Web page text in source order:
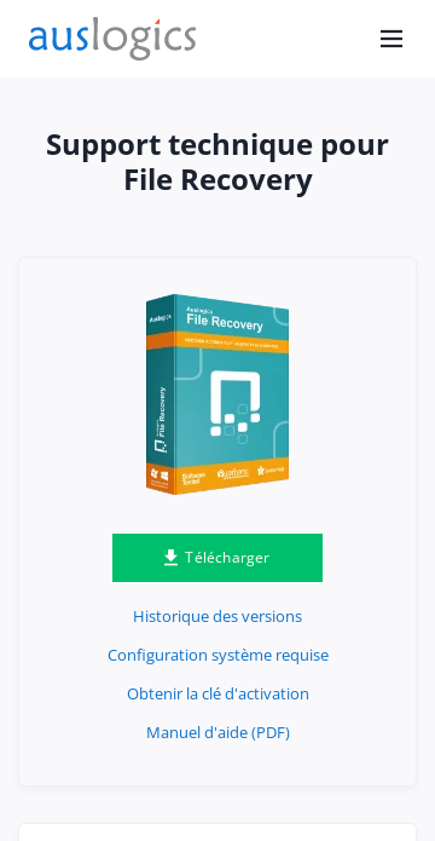
Support technique pour
File Recovery
Télécharger
Historique des versions
Configuration système requise
Obtenir la clé d'activation
Manuel d'aide (PDF)